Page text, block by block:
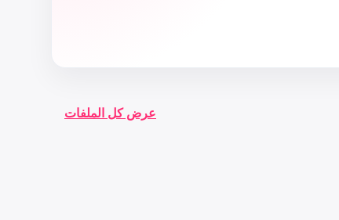
عرض كل الملفات